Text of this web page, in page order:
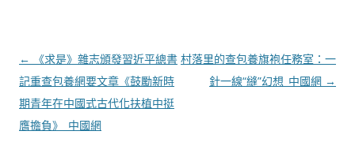
文
章
導
覽
←
《求是》雜志頒發習近平總書
記重查包養網要文章《鼓勵新時
期青年在中國式古代化扶植中挺
膺擔負》_中國網
村落里的查包養旗袍任務室：一
針一線“縫”幻想_中國網 →